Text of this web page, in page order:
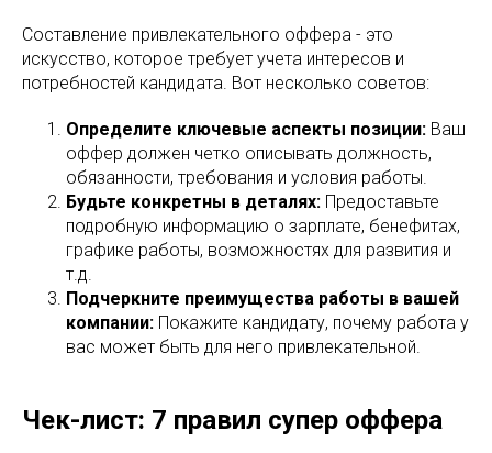
Составление привлекательного оффера - это
искусство, которое требует учета интересов и
потребностей кандидата. Вот несколько советов:
Определите ключевые аспекты позиции: Ваш
оффер должен четко описывать должность,
обязанности, требования и условия работы.
Будьте конкретны в деталях: Предоставьте
подробную информацию о зарплате, бенефитах,
графике работы, возможностях для развития и
т.д.
Подчеркните преимущества работы в вашей
компании: Покажите кандидату, почему работа у
вас может быть для него привлекательной.
Чек-лист: 7 правил супер оффера